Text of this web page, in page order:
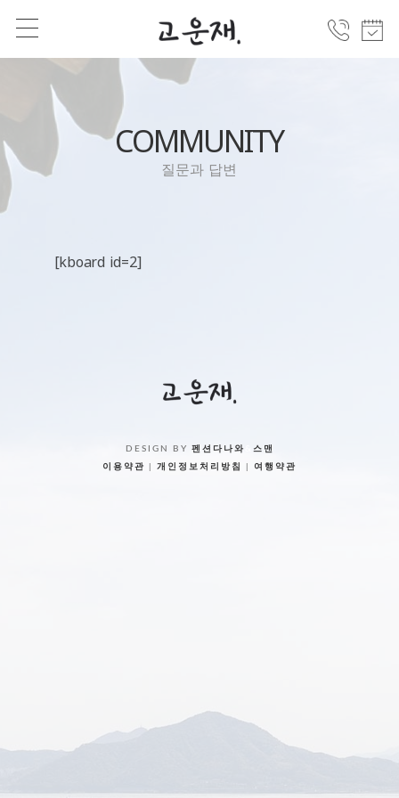
COMMUNITY
질문과 답변
[kboard id=2]
DESIGN BY 펜션다나와
스맨
이용약관
개인정보처리방침 여행약관